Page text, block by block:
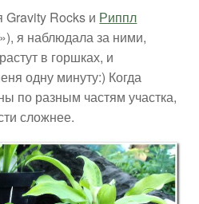
Gravity Rocks и Риппл
я наблюдала за ними,
в горшках, и
одну минуту:) Когда
по разным частям участка,
сложнее.